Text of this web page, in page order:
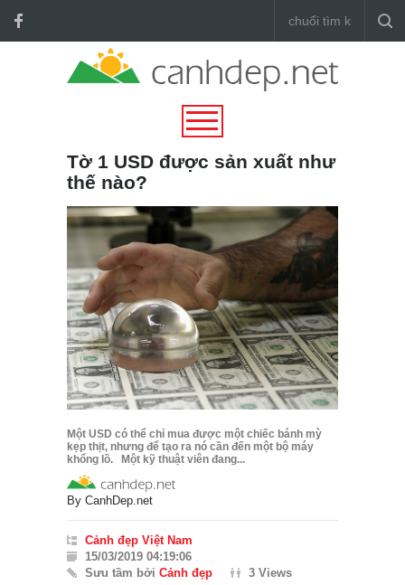
Tờ 1 USD được sản xuất như
thế nào?
Một USD có thể chỉ mua được một chiếc bánh mỳ
kẹp thịt, nhưng để tạo ra nó cần đến một bộ máy
khổng lồ. Một kỹ thuật viên đang...
By CanhDep.net
Cảnh đẹp Việt Nam
15/03/2019 04:19:06
Sưu tầm bởi Cảnh đẹp 3 Views